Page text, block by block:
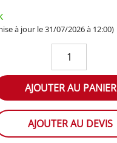
à jour le 31/07/2026 à 12:00)
quantité
de
Crochet
porte
seau
AJOUTER AU PANIER
AJOUTER AU DEVIS